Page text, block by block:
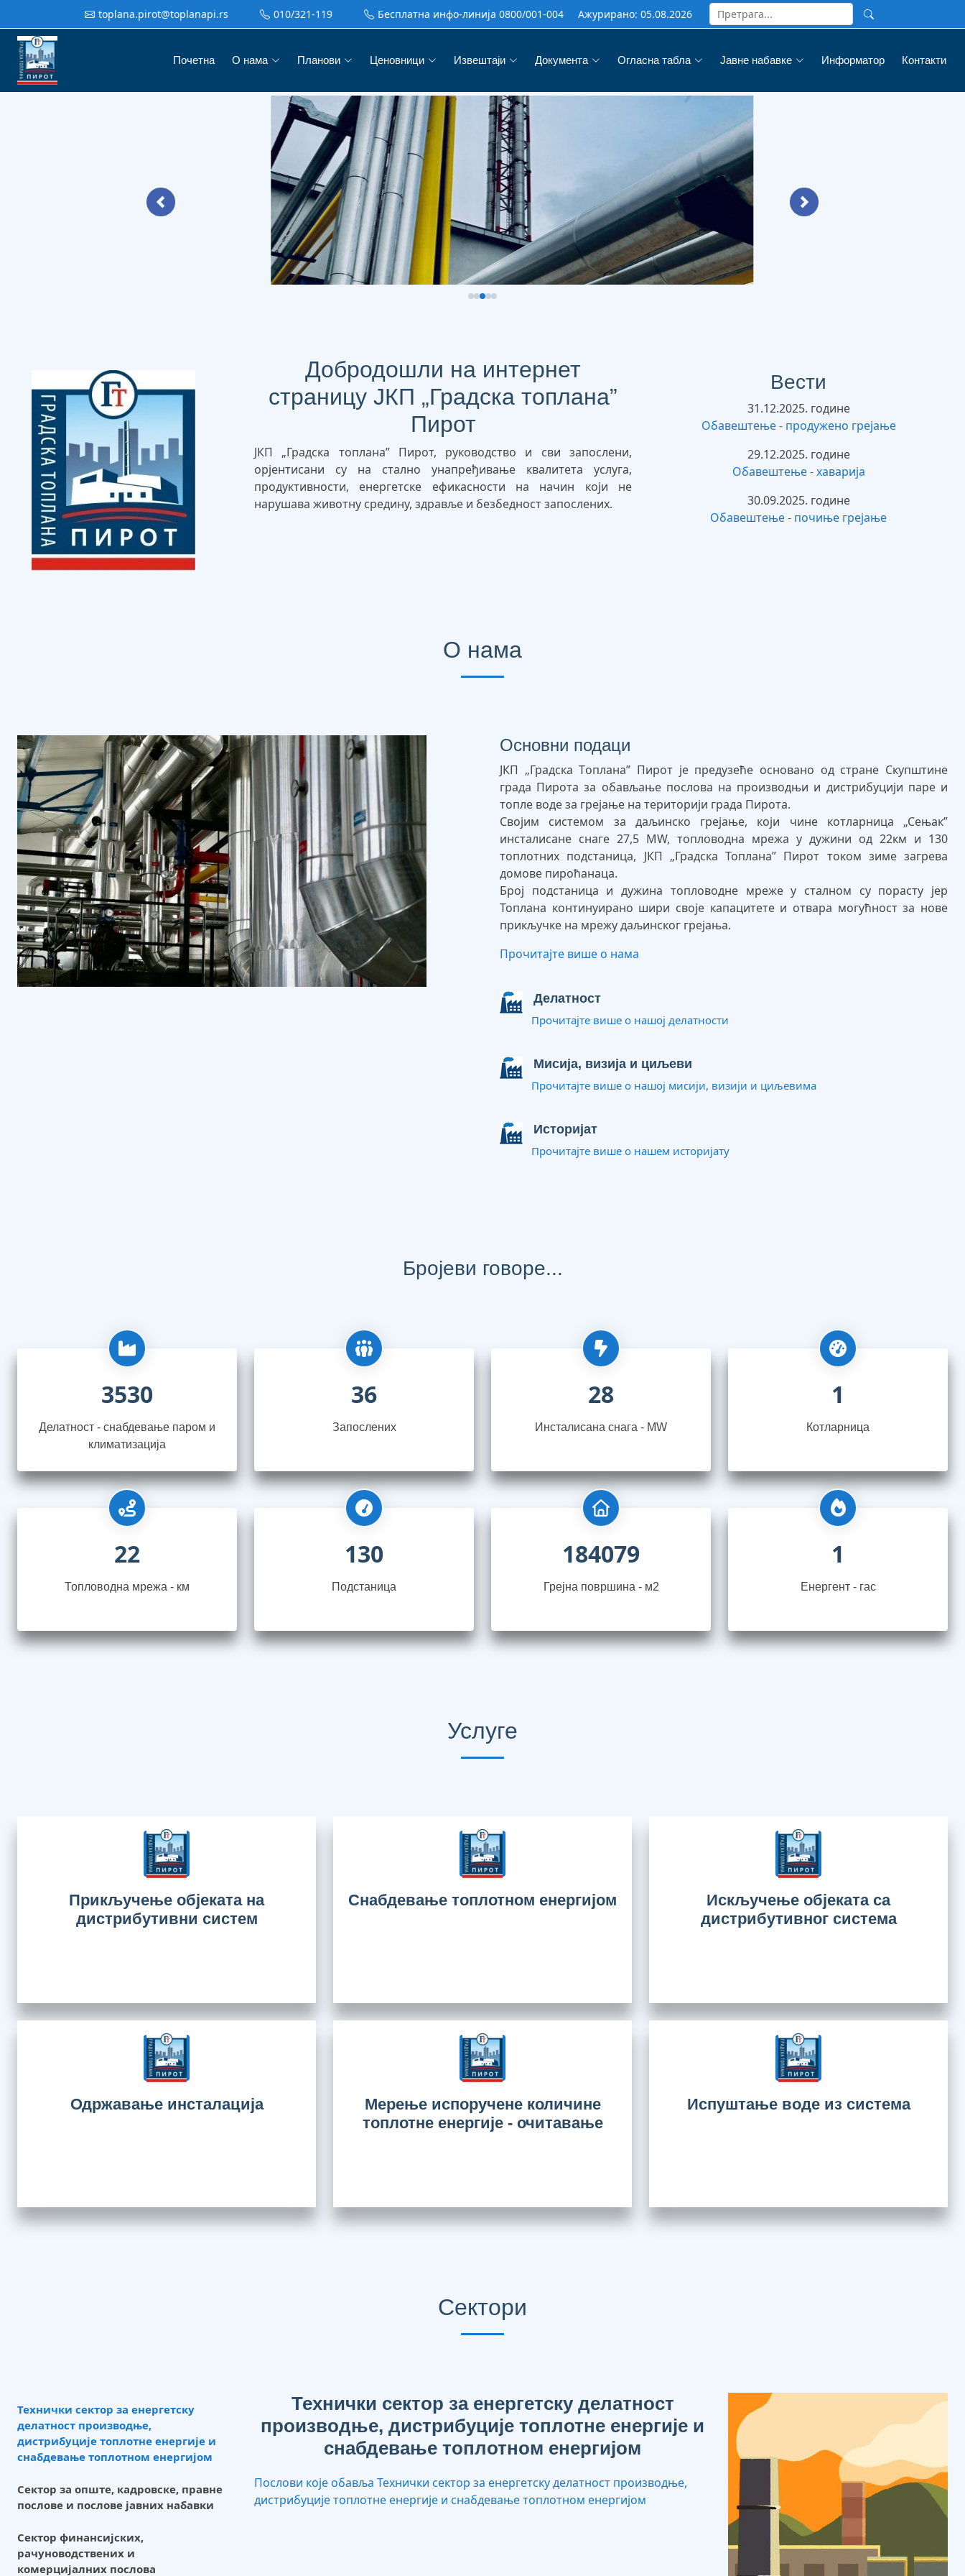
toplana.pirot@toplanapi.rs 010/321-119 Бесплатна инфо-линија 0800/001-004 Ажурирано: 05.08.2026
Почетна О нама Планови Ценовници Извештаји Документа Огласна табла Јавне набавке Информатор Контакти
Добродошли на интернет
страницу ЈКП „Градска топлана”
Пирот
ЈКП „Градска топлана” Пирот, руководство и сви запослени,
орјентисани су на стално унапређивање квалитета услуга,
продуктивности, енергетске ефикасности на начин који не
нарушава животну средину, здравље и безбедност запослених.
Вести
31.12.2025. године
Обавештење - продужено грејање
29.12.2025. године
Обавештење - хаварија
30.09.2025. године
Обавештење - почиње грејање
О нама
Основни подаци
ЈКП „Градска Tоплана” Пирот је предузеће основано од стране Скупштине
града Пирота за обављање послова на производњи и дистрибуцији паре и
топле воде за грејање на територији града Пирота.
Својим системом за даљинско грејање, који чине котларница „Сењак”
инсталисане снаге 27,5 MW, топловодна мрежа у дужини од 22км и 130
топлотних подстаница, ЈКП „Градска Топлана” Пирот током зиме загрева
домове пироћанаца.
Број подстаница и дужина топловодне мреже у сталном су порасту јер
Топлана континуирано шири своје капацитете и отвара могућност за нове
прикључке на мрежу даљинског грејања.
Прочитајте више о нама
Делатност
Прочитајте више о нашој делатности
Мисија, визија и циљеви
Прочитајте више о нашој мисији, визији и циљевима
Историјат
Прочитајте више о нашем историјату
Бројеви говоре...
3530
Делатност - снабдевање паром и
климатизација
36
Запослениx
28
Инсталисана снага - MW
1
Котларница
22
Топловодна мрежа - км
130
Подстаница
184079
Грејна површина - м2
1
Енергент - гас
Услуге
Прикључење објеката на
дистрибутивни систем
Снабдевање топлотном енергијом
Искључење објеката са
дистрибутивног система
Одржавање инсталација
Мерење испоручене количине
топлотне енергије - очитавање
Испуштање воде из система
Сектори
Технички сектор за енергетску
делатност производње,
дистрибуције топлотне енергије и
снабдевање топлотном енергијом
Сектор за опште, кадровске, правне
послове и послове јавних набавки
Сектор финансијских,
рачуноводствених и
комерцијалних послова
Технички сектор за енергетску делатност
производње, дистрибуције топлотне енергије и
снабдевање топлотном енергијом
Послови које обавља Технички сектор за енергетску делатност производње,
дистрибуције топлотне енергије и снабдевање топлотном енергијом